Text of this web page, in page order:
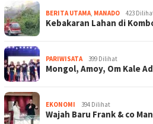
BERITA UTAMA, MANADO 423
Kebakaran Lahan di
PARIWISATA 399 Dilihat
Mongol, Amoy, Om Kale
EKONOMI 394 Dilihat
Wajah Baru Frank & co